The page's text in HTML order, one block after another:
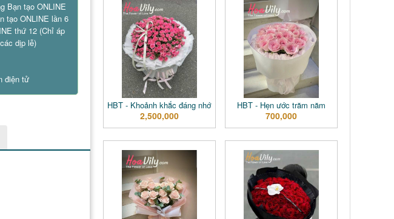
Bạn tạo ONLINE
tạo ONLINE lần 6
thứ 12 (Chỉ áp
dịp lễ)
điện tử
HBT - Khoảnh khắc đáng nhớ
2,500,000
HBT - Hẹn ước trăm năm
700,000